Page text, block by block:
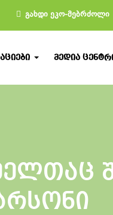
ᲒᲐᲮᲓᲘ ᲔᲙᲝ-ᲛᲔᲑᲠᲫᲝᲚᲘ
ᲛᲔᲓᲘᲐ